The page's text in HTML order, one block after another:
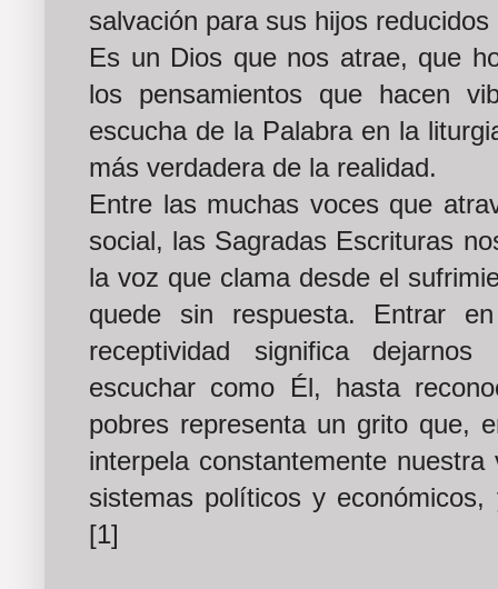
salvación para sus hijos
Es un Dios que nos atrae, que
los pensamientos que hacen
escucha de la Palabra en la
más verdadera de la realidad.
Entre las muchas voces que
social, las Sagradas Escrituras
la voz que clama desde el
quede sin respuesta. Entrar
receptividad significa
escuchar como Él, hasta
pobres representa un grito que,
interpela constantemente
sistemas políticos y
[1]